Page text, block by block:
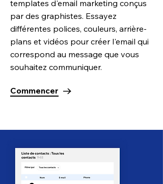
templates d'email marketing conçus
par des graphistes. Essayez
différentes polices, couleurs, arrière-
plans et vidéos pour créer l'email qui
correspond au message que vous
souhaitez communiquer.
Commencer